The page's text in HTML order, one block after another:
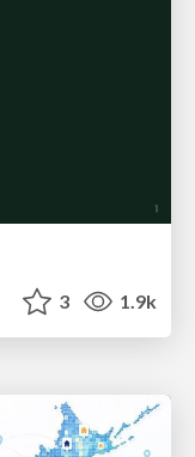
3 1.9k